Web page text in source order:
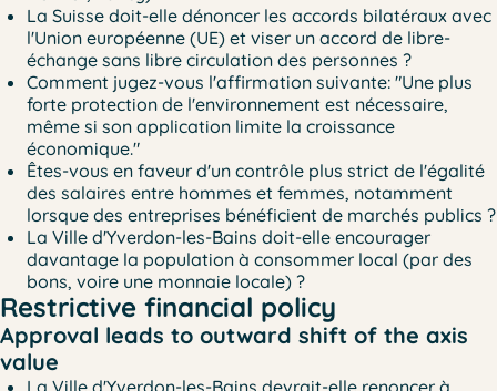
La Suisse doit-elle dénoncer les accords bilatéraux avec
l'Union européenne (UE) et viser un accord de libre-
échange sans libre circulation des personnes ?
Comment jugez-vous l'affirmation suivante: "Une plus
forte protection de l'environnement est nécessaire,
même si son application limite la croissance
économique."
Êtes-vous en faveur d'un contrôle plus strict de l'égalité
des salaires entre hommes et femmes, notamment
lorsque des entreprises bénéficient de marchés publics ?
La Ville d'Yverdon-les-Bains doit-elle encourager
davantage la population à consommer local (par des
bons, voire une monnaie locale) ?
Restrictive financial policy
Approval leads to outward shift of the axis
value
La Ville d'Yverdon-les-Bains devrait-elle renoncer à